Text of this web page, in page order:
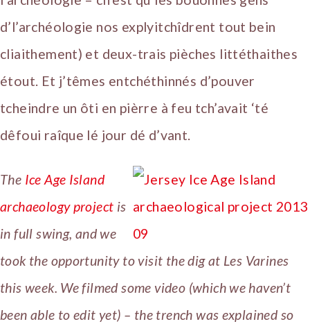
d’l’archéologie nos explyitchîdrent tout bein
cliaithement) et deux-trais pièches littéthaithes
étout. Et j’têmes entchéthinnés d’pouver
tcheindre un ôti en pièrre à feu tch’avait ‘té
dêfoui raîque lé jour dé d’vant.
The Ice Age Island
archaeology project is
in full swing, and we
took the opportunity to visit the dig at Les Varines
this week. We filmed some video (which we haven’t
been able to edit yet) – the trench was explained so